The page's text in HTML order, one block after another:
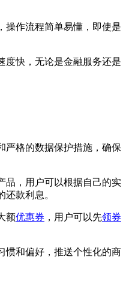
操作流程简单易懂，即使是
度快，无论是金融服务还是
严格的数据保护措施，确保
品，用户可以根据自己的实
款利息。
额优惠券 ，用户可以先领券
惯和偏好，推送个性化的商